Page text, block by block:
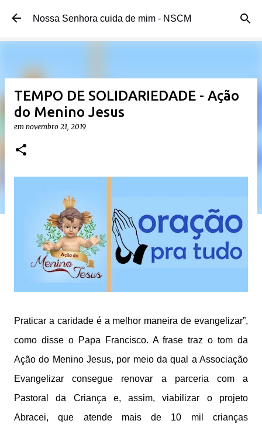
Pular para o conteúdo principal
Nossa Senhora cuida de mim - NSCM
TEMPO DE SOLIDARIEDADE - Ação
do Menino Jesus
em novembro 21, 2019
Praticar a caridade é a melhor maneira de evangelizar”,
como disse o Papa Francisco. A frase traz o tom da
Ação do Menino Jesus, por meio da qual a Associação
Evangelizar consegue renovar a parceria com a
Pastoral da Criança e, assim, viabilizar o projeto
Abracei, que atende mais de 10 mil crianças